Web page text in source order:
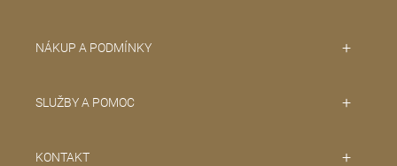
NÁKUP A PODMÍNKY
SLUŽBY A POMOC
KONTAKT